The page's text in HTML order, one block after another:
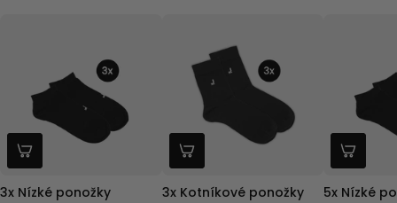
3x Nízké ponožky
3x Kotníkové ponožky
5x Nízké